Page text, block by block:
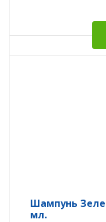
Шампунь
мл.